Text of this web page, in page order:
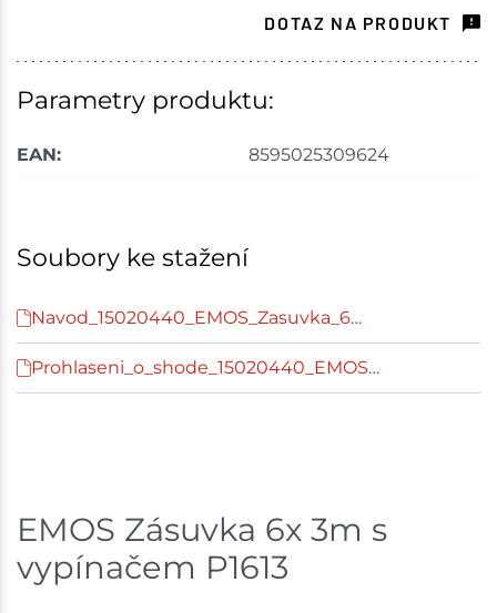
Mohelnice
Skladem na prodejně - doručení do 7 dnů
Tišnov
DOTAZ NA PRODUKT
Parametry produktu:
EAN: 8595025309624
Soubory ke stažení
Navod_15020440_EMOS_Zasuvka_6…
Prohlaseni_o_shode_15020440_EMOS…
EMOS Zásuvka 6x 3m s
vypínačem P1613